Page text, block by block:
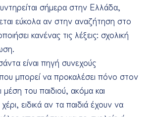
σήμερα στην Ελλάδα,
εύκολα αν στην αναζήτηση στο
κανένας τις λέξεις: σχολική
είναι πηγή συνεχούς
μπορεί να προκαλέσει πόνο στον
του παιδιού, ακόμα και
ειδικά αν τα παιδιά έχουν να